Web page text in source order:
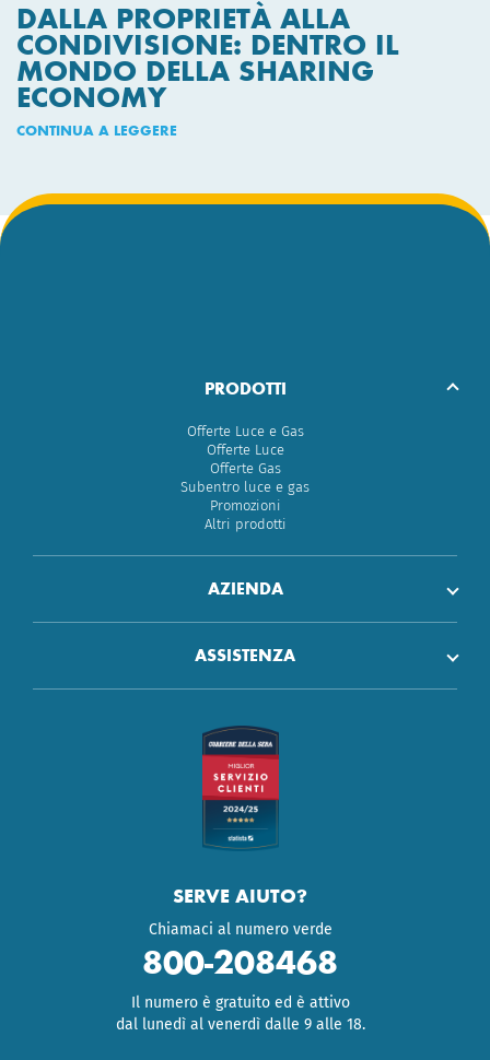
DALLA PROPRIETÀ ALLA
CONDIVISIONE: DENTRO IL
MONDO DELLA SHARING
ECONOMY
CONTINUA A LEGGERE
PRODOTTI
Offerte Luce e Gas
Offerte Luce
Offerte Gas
Subentro luce e gas
Promozioni
Altri prodotti
AZIENDA
ASSISTENZA
SERVE AIUTO?
Chiamaci al numero verde
800-208468
Il numero è gratuito ed è attivo
dal lunedì al venerdì dalle 9 alle 18.